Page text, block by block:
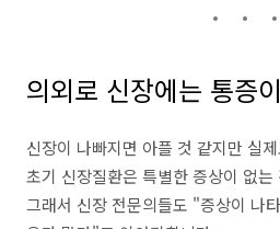
의외로 신장에는 통증
신장이 나빠지면 아플 것 같지만 실
초기 신장질환은 특별한 증상이 없는
그래서 신장 전문의들도 "증상이 나